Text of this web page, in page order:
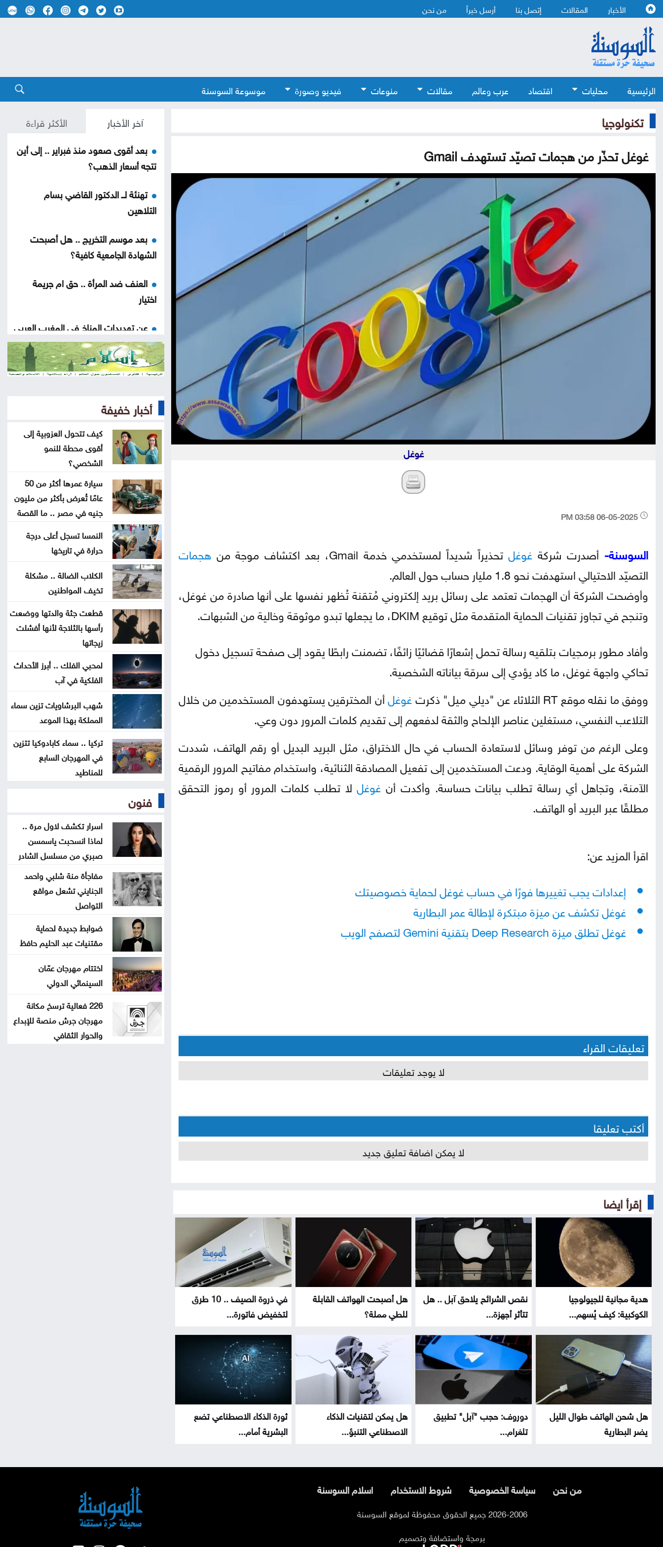
الأخبار المقالات إتصل بنا أرسل خبراً من نحن
الرئيسية محليات اقتصاد عرب وعالم مقالات منوعات فيديو وصورة موسوعة السوسنة
تكنولوجيا
غوغل تحذّر من هجمات تصيّد تستهدف Gmail
غوغل
السوسنة- أصدرت شركة غوغلتحذيراً شديداً لمستخدمي خدمة Gmail، بعد اكتشاف موجة من
هجمات
التصيّد الاحتيالي استهدفت نحو 1.8 مليار حساب حول العالم.
وأوضحت الشركة أن الهجمات تعتمد على رسائل بريد إلكتروني مُتقنة تُظهر نفسها على أنها صادرة من غوغل،
وتنجح في تجاوز تقنيات الحماية المتقدمة مثل توقيع DKIM، ما يجعلها تبدو موثوقة وخالية من الشبهات.
وأفاد مطور برمجيات بتلقيه رسالة تحمل إشعارًا قضائيًا زائفًا، تضمنت رابطًا يقود إلى صفحة تسجيل دخول
تحاكي واجهة غوغل، ما كاد يؤدي إلى سرقة بياناته الشخصية.
ووفق ما نقله موقع RT الثلاثاء عن "ديلي ميل" ذكرت
غوغلأن المخترقين يستهدفون المستخدمين من خلال
التلاعب النفسي، مستغلين عناصر الإلحاح والثقة لدفعهم إلى تقديم كلمات المرور دون وعي.
وعلى الرغم من توفر وسائل لاستعادة الحساب في حال الاختراق، مثل البريد البديل أو رقم الهاتف، شددت
الشركة على أهمية الوقاية. ودعت المستخدمين إلى تفعيل المصادقة الثنائية، واستخدام مفاتيح المرور الرقمية
الآمنة، وتجاهل أي رسالة تطلب بيانات حساسة. وأكدت أن غوغللا تطلب كلمات المرور أو رموز التحقق
مطلقًا عبر البريد أو الهاتف.
اقرأ المزيد عن:
إعدادات يجب تغييرها فورًا في حساب غوغل لحماية خصوصيتك
غوغل تكشف عن ميزة مبتكرة لإطالة عمر البطارية
غوغل تطلق ميزة Deep Research بتقنية Gemini لتصفح الويب
تعليقات القراء
لا يوجد تعليقات
أكتب تعليقا
لا يمكن اضافة تعليق جديد
إقرأ ايضا
هدية مجانية للجيولوجيا
الكوكبية: كيف يُسهم...
نقص الشرائح يلاحق آبل .. هل
تتأثر أجهزة...
هل أصبحت الهواتف القابلة
للطي مملة؟
في ذروة الصيف .. 10 طرق
لتخفيض فاتورة...
هل شحن الهاتف طوال الليل
يضر البطارية
دوروف: حجب "آبل" تطبيق
تلغرام...
هل يمكن لتقنيات الذكاء
الاصطناعي التنبؤ...
ثورة الذكاء الاصطناعي تضع
البشرية أمام...
آخر الأخبار الأكثر قراءة
بعد أقوى صعود منذ فبراير .. إلى أين
تتجه أسعار الذهب؟
تهنئة لــ الدكتور القاضي بسام
التلاهين
بعد موسم التخريج .. هل أصبحت
الشهادة الجامعية كافية؟
العنف ضد المرأة .. حق ام جريمة
اختيار
عن تهديدات المناخ في المغرب العربي
أخيراً العالم يكتشف سبتة
من كريم خان إلى بيدرو سانشيز…
كلفة الوقوف مع فلسطين
جون إسبوزيتو ومجتمعات الإسلام:
دراسة حديثة: التحدث بأكثر من لغة
يبطئ الشيخوخة البيولوجية للدماغ
لا تغيير على موعد العودة للمدارس
تركيا والسعودية وباكستان تعتزم
توقيع اتفاقية دفاع مشترك
النفط يرتفع 3 دولارات مع دراسة
إيران حظر عبور سفن أميركية وإسرائيلية
مضيق هرمز
ترامب يوقع أمرا تنفيذيا يهدف لتقييد
حق اكتساب الجنسية الأميركية بالولادة
مدنيا في نجران جراء هجمات حوثية
أخبار خفيفة
كيف تتحول العزوبية إلى
أقوى محطة للنمو
الشخصي؟
سيارة عمرها أكثر من 50
عامًا تُعرض بأكثر من مليون
جنيه في مصر .. ما القصة
النمسا تسجل أعلى درجة
حرارة في تاريخها
الكلاب الضالة .. مشكلة
تخيف المواطنين
قطعت جثة والدتها ووضعت
رأسها بالثلاجة لأنها أفشلت
زيجاتها
لمحبي الفلك .. أبرز الأحداث
الفلكية في آب
شهب البرشاويات تزين سماء
المملكة بهذا الموعد
تركيا .. سماء كابادوكيا تتزين
في المهرجان السابع
للمناطيد
فنون
اسرار تكشف لاول مرة ..
لماذا انسحبت ياسمسن
صبري من مسلسل الشادر
مفاجأة منة شلبي واحمد
الجنايني تشعل مواقع
التواصل
ضوابط جديدة لحماية
مقتنيات عبد الحليم حافظ
اختتام مهرجان عمّان
السينمائي الدولي
226 فعالية ترسخ مكانة
مهرجان جرش منصة للإبداع
والحوار الثقافي
من نحن سياسة الخصوصية شروط الاستخدام اسلام السوسنة
2026-2006 جميع الحقوق محفوظة لموقع السوسنة
برمجة واستضافة وتصميم